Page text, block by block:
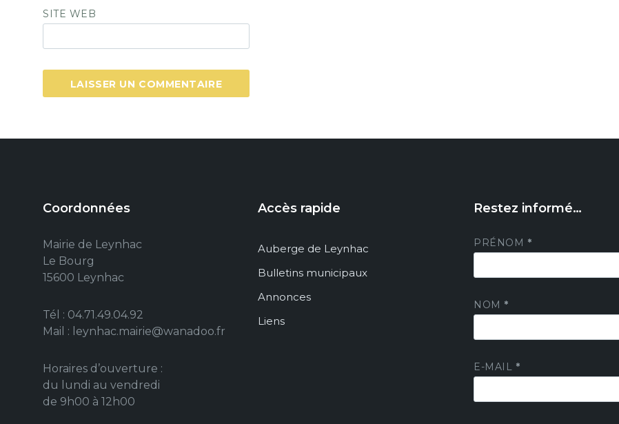
SITE WEB
Coordonnées
Mairie de Leynhac
Le Bourg
15600 Leynhac
Tél : 04.71.49.04.92
Mail : leynhac.mairie@wanadoo.fr
Horaires d’ouverture :
du lundi au vendredi
de 9h00 à 12h00
Accès rapide
Auberge de Leynhac
Bulletins municipaux
Annonces
Liens
Restez informé…
PRÉNOM *
NOM *
E-MAIL *